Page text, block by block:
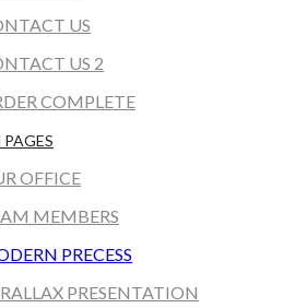
US
US 2
COMPLETE
OFFICE
MEMBERS
PRECESS
PRESENTATION